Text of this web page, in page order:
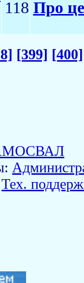
118 Про
[399] [400]
Тех.